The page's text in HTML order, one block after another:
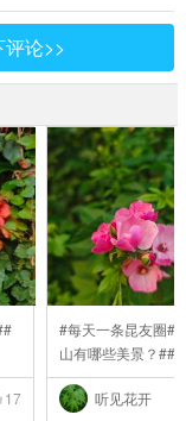
论>>
17
#每天一条昆友圈
山有哪些美景？##
..
听见花开